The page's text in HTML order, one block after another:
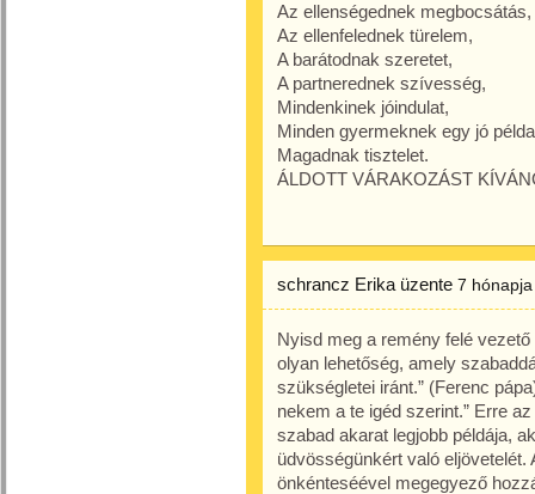
Az ellenségednek megbocsátás,
Az ellenfelednek türelem,
A barátodnak szeretet,
A partnerednek szívesség,
Mindenkinek jóindulat,
Minden gyermeknek egy jó
Magadnak tisztelet.
ÁLDOTT VÁRAKOZÁST
schrancz Erika üzente 7 hónapja
Nyisd meg a remény felé
olyan lehetőség, amely
szükségletei iránt.” (Ferenc
nekem a te igéd szerint.” Erre
szabad akarat legjobb példája,
üdvösségünkért való
önkénteséével megegyező